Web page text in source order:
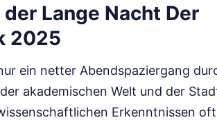
Lange Nacht Der
2025
ein netter Abendspaziergang
akademischen Welt und der
Erkenntnissen